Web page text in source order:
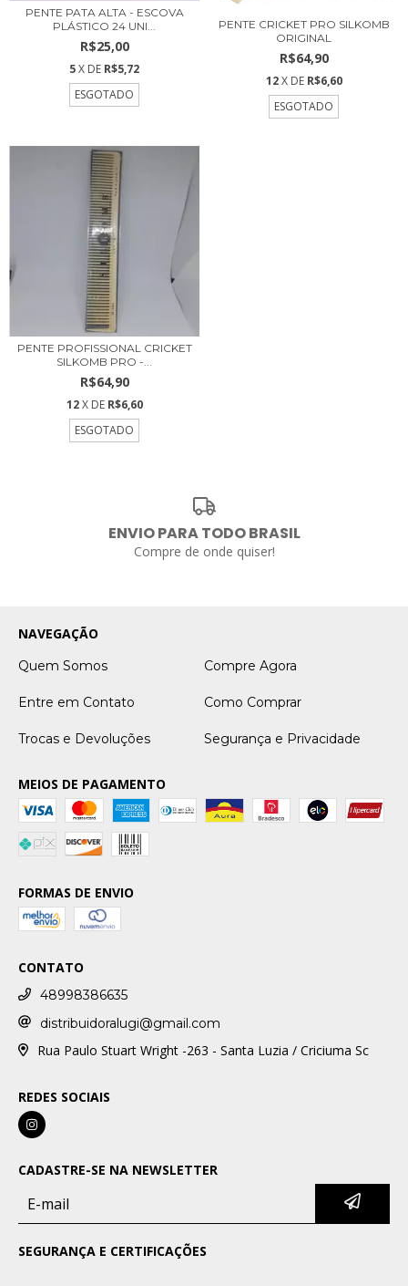
PENTE PATA ALTA - ESCOVA
PLÁSTICO 24 UNI...
R$25,00
5X DE R$5,72
ESGOTADO
PENTE CRICKET PRO SILKOMB
ORIGINAL
R$64,90
12 X DE R$6,60
ESGOTADO
PENTE PROFISSIONAL CRICKET
SILKOMB PRO -...
R$64,90
12 X DE R$6,60
ESGOTADO
ENVIO PARA TODO BRASIL
Compre de onde quiser!
NAVEGAÇÃO
Quem Somos Compre Agora
Entre em Contato Como Comprar
Trocas e Devoluções Segurança e Privacidade
MEIOS DE PAGAMENTO
FORMAS DE ENVIO
CONTATO
48998386635
distribuidoralugi@gmail.com
Rua Paulo Stuart Wright -263 - Santa Luzia / Criciuma Sc
REDES SOCIAIS
CADASTRE-SE NA NEWSLETTER
SEGURANÇA E CERTIFICAÇÕES